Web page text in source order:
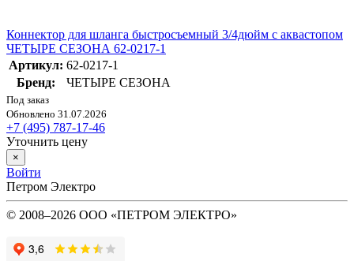
Коннектор для шланга быстросъемный 3/4дюйм с аквастопом
ЧЕТЫРЕ СЕЗОНА 62-0217-1
Артикул: 62-0217-1
Бренд:
ЧЕТЫРЕ СЕЗОНА
Под заказ
Обновлено 31.07.2026
+7 (495) 787-17-46
Уточнить цену
×
Войти
Петром Электро
© 2008–2026 ООО «ПЕТРОМ ЭЛЕКТРО»